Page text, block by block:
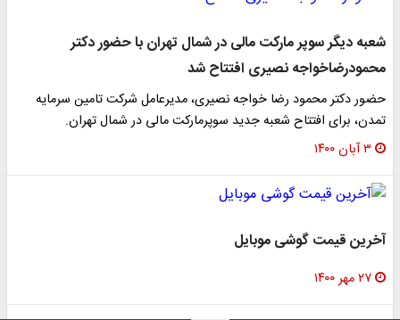
شعبه دیگر سوپر مارکت مالی در شمال تهران با حضور دکتر
محمودرضاخواجه نصیری افتتاح شد
حضور دکتر محمود رضا خواجه نصیری، مدیرعامل شرکت تامین سرمایه
تمدن، برای افتتاح شعبه جدید سوپرمارکت مالی در شمال تهران.
۳ آبان ۱۴۰۰
آخرین قیمت گوشی موبایل
۲۷ مهر ۱۴۰۰